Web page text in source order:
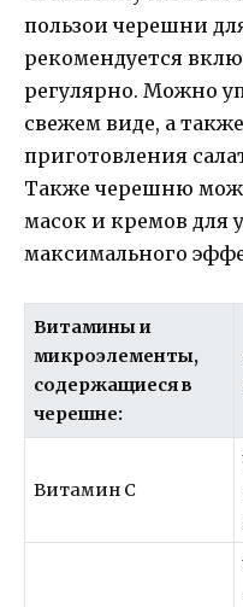
пользои черешни
рекомендуется
регулярно. Можно
свежем виде, а
приготовления
Также черешню
масок и кремов для
максимального
Витамины и
микроэлементы,
содержащиеся в
черешне:
Витамин С